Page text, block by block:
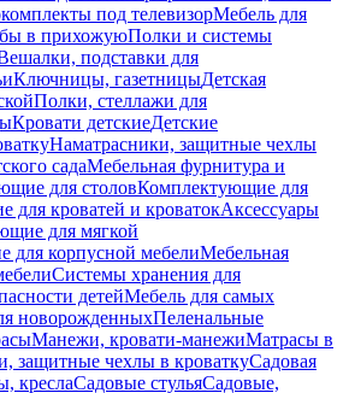
под телевизорМебель для
в прихожуюПолки и системы
подставки для
Ключницы, газетницыДетская
Полки, стеллажи для
Кровати детскиеДетские
Наматрасники, защитные чехлы
садаМебельная фурнитура и
для столовКомплектующие для
для кроватей и кроватокАксессуары
для мягкой
для корпусной мебелиМебельная
Системы хранения для
детейМебель для самых
новорожденныхПеленальные
Манежи, кровати-манежиМатрасы в
защитные чехлы в кроваткуСадовая
креслаСадовые стульяСадовые,